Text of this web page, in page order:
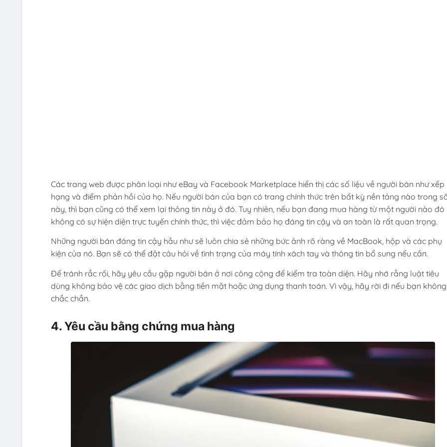
Các trang web được phân loại như eBay và Facebook Marketplace hiển thị các số liệu về người bán như xếp
hạng và điểm phản hồi của họ. Nếu người bán của bạn có trang chính thức trên bất kỳ nền tảng nào trong
này, thì bạn cũng có thể xem lại thông tin này ở đó. Tuy nhiên, nếu bạn đang mua hàng từ một người nào đó
không có sự hiện diện trực tuyến chính thức, thì việc đảm bảo họ đáng tin cậy và an toàn là rất quan trọng.
Những người bán đáng tin cậy hầu như sẽ luôn chia sẻ những bức ảnh rõ ràng về MacBook, hộp và các phụ
kiện của nó. Bạn sẽ có thể đặt câu hỏi về tình trạng của máy tính xách tay và thông tin bổ sung nếu cần.
Để tránh rắc rối, hãy yêu cầu gặp người bán ở nơi công cộng để kiểm tra toàn diện. Hãy nhớ rằng luật tiêu
dùng không bảo vệ các giao dịch bằng tiền mặt hoặc ứng dụng thanh toán. Vì vậy, hãy rời đi nếu bạn không
chắc chắn.
4. Yêu cầu bằng chứng mua hàng